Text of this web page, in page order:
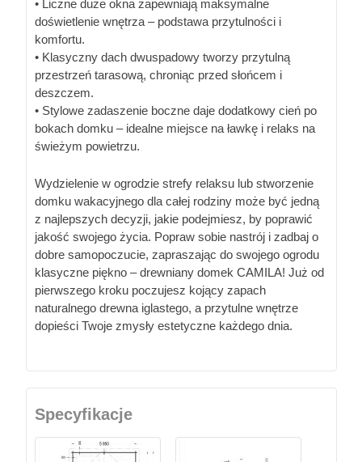
• Liczne duże okna zapewniają maksymalne
doświetlenie wnętrza – podstawa przytulności i
komfortu.
• Klasyczny dach dwuspadowy tworzy przytulną
przestrzeń tarasową, chroniąc przed słońcem i
deszczem.
• Stylowe zadaszenie boczne daje dodatkowy cień po
bokach domku – idealne miejsce na ławkę i relaks na
świeżym powietrzu.
Wydzielenie w ogrodzie strefy relaksu lub stworzenie
domku wakacyjnego dla całej rodziny może być jedną
z najlepszych decyzji, jakie podejmiesz, by poprawić
jakość swojego życia. Popraw sobie nastrój i zadbaj o
dobre samopoczucie, zapraszając do swojego ogrodu
klasyczne piękno – drewniany domek CAMILA! Już od
pierwszego kroku poczujesz kojący zapach
naturalnego drewna iglastego, a przytulne wnętrze
dopieści Twoje zmysły estetyczne każdego dnia.
Specyfikacje